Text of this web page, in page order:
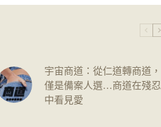
宇宙商道：從仁道轉商道，
僅是備案人選…商道在殘忍
中看見愛